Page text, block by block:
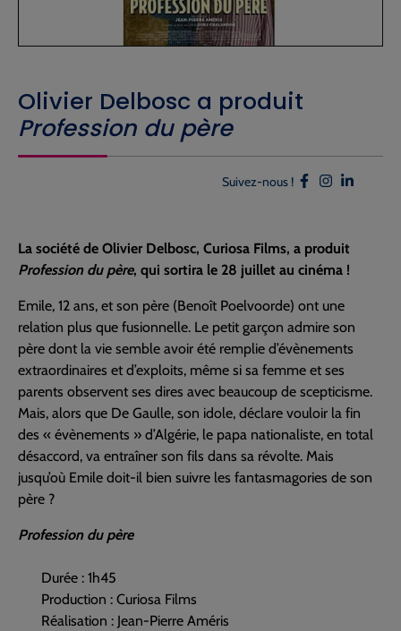
Olivier Delbosc a produit
Profession du père
Suivez-nous !
La société de Olivier Delbosc, Curiosa Films, a produit
Profession du père, qui sortira le 28 juillet au cinéma !
Emile, 12 ans, et son père (Benoît Poelvoorde) ont une
relation plus que fusionnelle. Le petit garçon admire son
père dont la vie semble avoir été remplie d’évènements
extraordinaires et d’exploits, même si sa femme et ses
parents observent ses dires avec beaucoup de scepticisme.
Mais, alors que De Gaulle, son idole, déclare vouloir la fin
des « évènements » d’Algérie, le papa nationaliste, en total
désaccord, va entraîner son fils dans sa révolte. Mais
jusqu’où Emile doit-il bien suivre les fantasmagories de son
père ?
Profession du père
Durée : 1h45
Production : Curiosa Films
Réalisation : Jean-Pierre Améris